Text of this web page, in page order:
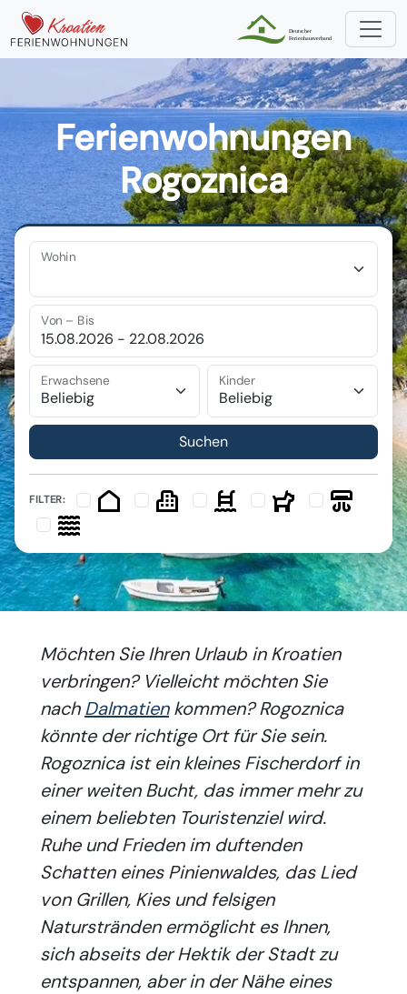
Ferienwohnungen
Rogoznica
Wohin
Von – Bis
Erwachsene Kinder
FILTER:
Möchten Sie Ihren Urlaub in Kroatien
verbringen? Vielleicht möchten Sie
nachDalmatienkommen? Rogoznica
könnte der richtige Ort für Sie sein.
Rogoznica ist ein kleines Fischerdorf in
einer weiten Bucht, das immer mehr zu
einem beliebten Touristenziel wird.
Ruhe und Frieden im duftenden
Schatten eines Pinienwaldes, das Lied
von Grillen, Kies und felsigen
Naturstränden ermöglicht es Ihnen,
sich abseits der Hektik der Stadt zu
entspannen, aber in der Nähe eines